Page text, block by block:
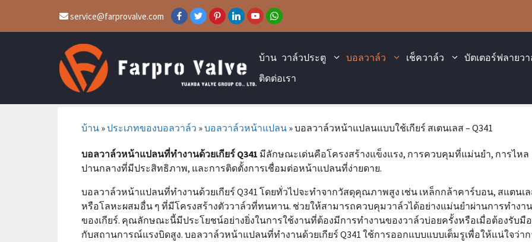
service@farprovalve.com
บ้าน วาล์วประตู บอลวาล์ว เช็ควาล์ว บัตเตอร์ฟลายว
ติดต่อเรา
บ้าน »ประเภทของบอลวาล์ว »บอลวาล์วหน้าแปลน »บอลวาล์วหน้าแปลนแบบใช้เกียร์ สเตนเลส – Q341
บอลวาล์วหน้าแปลนที่ทำงานด้วยเกียร์ Q341 มีลักษณะเด่นคือโครงสร้างแข็งแรง, การควบคุมที่แม่นยำ, การไหล
ปานกลางที่มีประสิทธิภาพ, และการติดตั้งการเชื่อมต่อหน้าแปลนที่ง่ายดาย.
บอลวาล์วหน้าแปลนที่ทำงานด้วยเกียร์ Q341 โดยทั่วไปจะทำจากวัสดุคุณภาพสูง เช่น เหล็กกล้าคาร์บอน, สแตนเ
หรือโลหะผสมอื่น ๆ ที่มีโครงสร้างตัววาล์วที่ทนทาน. ช่วยให้สามารถควบคุมวาล์วได้อย่างแม่นยำผ่านการทำงาน
ของเกียร์. คุณลักษณะนี้มีประโยชน์อย่างยิ่งในการใช้งานที่ต้องมีการทำงานของวาล์วบ่อยครั้งหรือเมื่อต้องรับมือ
กับสถานการณ์แรงบิดสูง. บอลวาล์วหน้าแปลนที่ทำงานด้วยเกียร์ Q341 ใช้การออกแบบแบบเต็มรูเพื่อให้แน่ใจว่าก